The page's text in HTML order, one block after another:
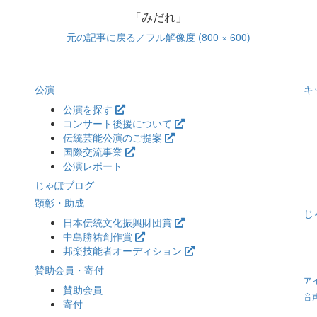
「みだれ」
元の記事に戻る ／フル解像度 (800 × 600)
公演
公演を探す
コンサート後援について
伝統芸能公演のご提案
国際交流事業
公演レポート
じゃぽブログ
顕彰・助成
日本伝統文化振興財団賞
中島勝祐創作賞
邦楽技能者オーディション
賛助会員・寄付
賛助会員
寄付
キ
ア
音